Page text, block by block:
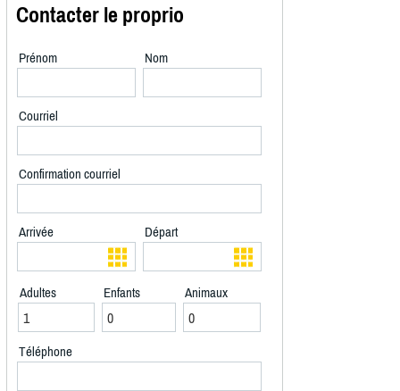
Contacter le proprio
Prénom Nom
Courriel
Confirmation courriel
Arrivée Départ
Adultes Enfants Animaux
Téléphone